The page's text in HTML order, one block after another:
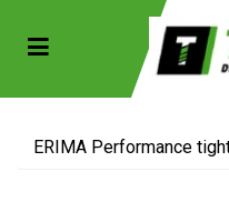
(Sportkleding)
(Collecties)
Toggle navigation
ERIMA Performance